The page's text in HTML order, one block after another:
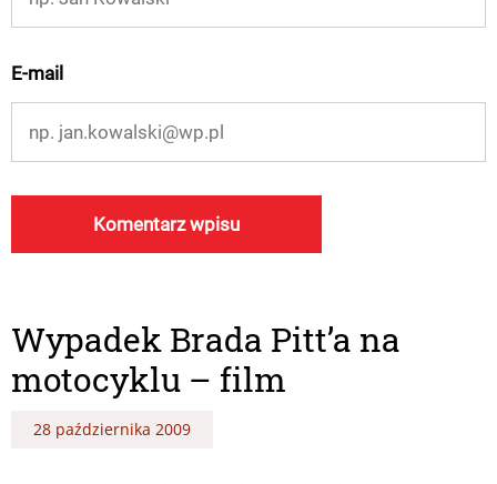
E-mail
Wypadek Brada Pitt’a na
motocyklu – film
28 października 2009